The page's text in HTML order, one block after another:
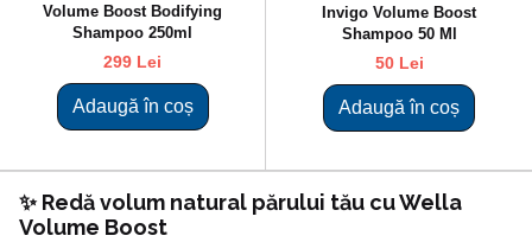
Volume Boost Bodifying
Shampoo 250ml
299 Lei
Adaugă în coș
Invigo Volume Boost
Shampoo 50 Ml
50 Lei
Adaugă în coș
✨ Redă volum natural părului tău cu Wella
Volume Boost